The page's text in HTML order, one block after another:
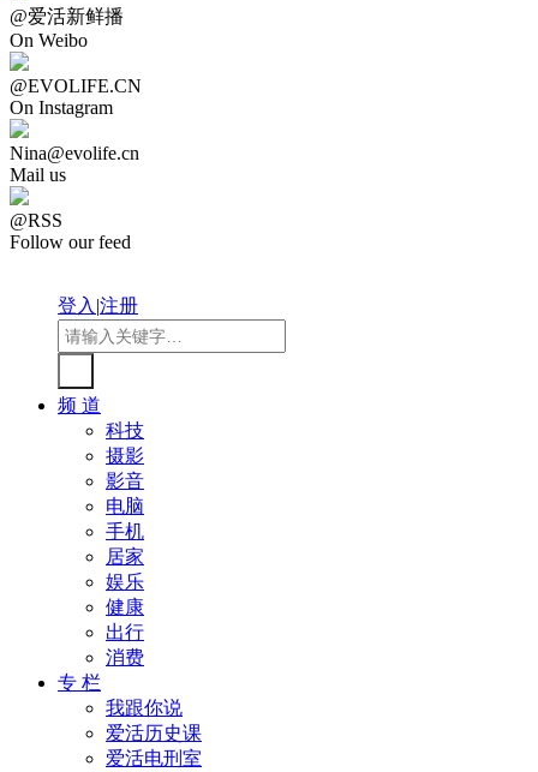
@爱活新鲜播
On Weibo
@EVOLIFE.CN
On Instagram
Nina@evolife.cn
Mail us
@RSS
Follow our feed
登入|注册
频 道
科技
摄影
影音
电脑
手机
居家
娱乐
健康
出行
消费
专 栏
我跟你说
爱活历史课
爱活电刑室